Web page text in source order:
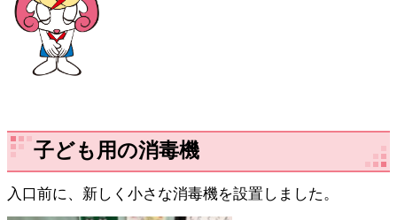
子ども用の消毒機
入口前に、新しく小さな消毒機を設置しました。